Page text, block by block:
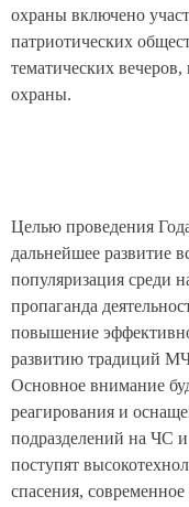
охраны включено
патриотических
тематических
охраны.
Целью проведения
дальнейшее развитие
популяризация среди
пропаганда
повышение
развитию традиций
Основное внимание
реагирования и
подразделений на ЧС
поступят
спасения,